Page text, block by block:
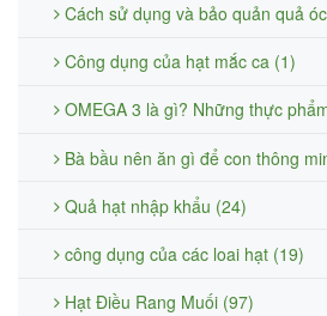
Cách sử dụng và bảo quản quả
Công dụng của hạt mắc ca (1)
OMEGA 3 là gì? Những thực
Bà bầu nên ăn gì để con thông
Quả hạt nhập khẩu (24)
công dụng của các loai hạt (19)
Hạt Điều Rang Muối (97)